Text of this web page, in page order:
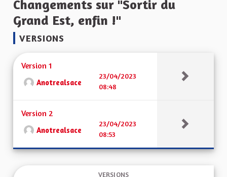
Changements sur "Sortir du
Grand Est, enfin !"
VERSIONS
Version 1
Anotrealsace
23/04/2023
08:48
Version 2
Anotrealsace
23/04/2023
08:53
VERSIONS